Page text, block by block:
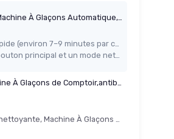
Machine À Glaçons Domestique, Machine À Glaçons Automatique, Antibactérien UV, Économie D'énergie, Réduction Du Bruit, Nettoyage À Un Bouton, 1,5 L, Adaptée au Camping, Réunions De Famille(C)
Production de glaçons assez rapide (environ 7–9 minutes par cycle après démarrage)
Utilisation simple avec un seul bouton principal et un mode nettoyage intégré
Machine À Glaçons Portable,Machine À Glaçons de Comptoir,antibactérien UV,Production Quotidienne 12 Kg,Capacité Stockage 80 Glaçons,Adaptée Maison Dortoir Etc(C)
Machine À Glaçons Portable Autonettoyante, Machine À Glaçons De Comptoir Avec Poignée, Taille De Glace Réglable, Stérilisation UV, Maisons, Cuisines, Fêtes, Camping-cars(B)